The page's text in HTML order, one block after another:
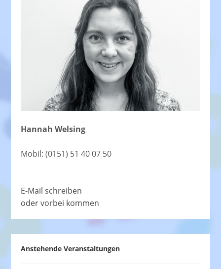
Hannah Welsing
Mobil: (0151) 51 40 07 50
E-Mail schreiben
oder vorbei kommen
Anstehende Veranstaltungen